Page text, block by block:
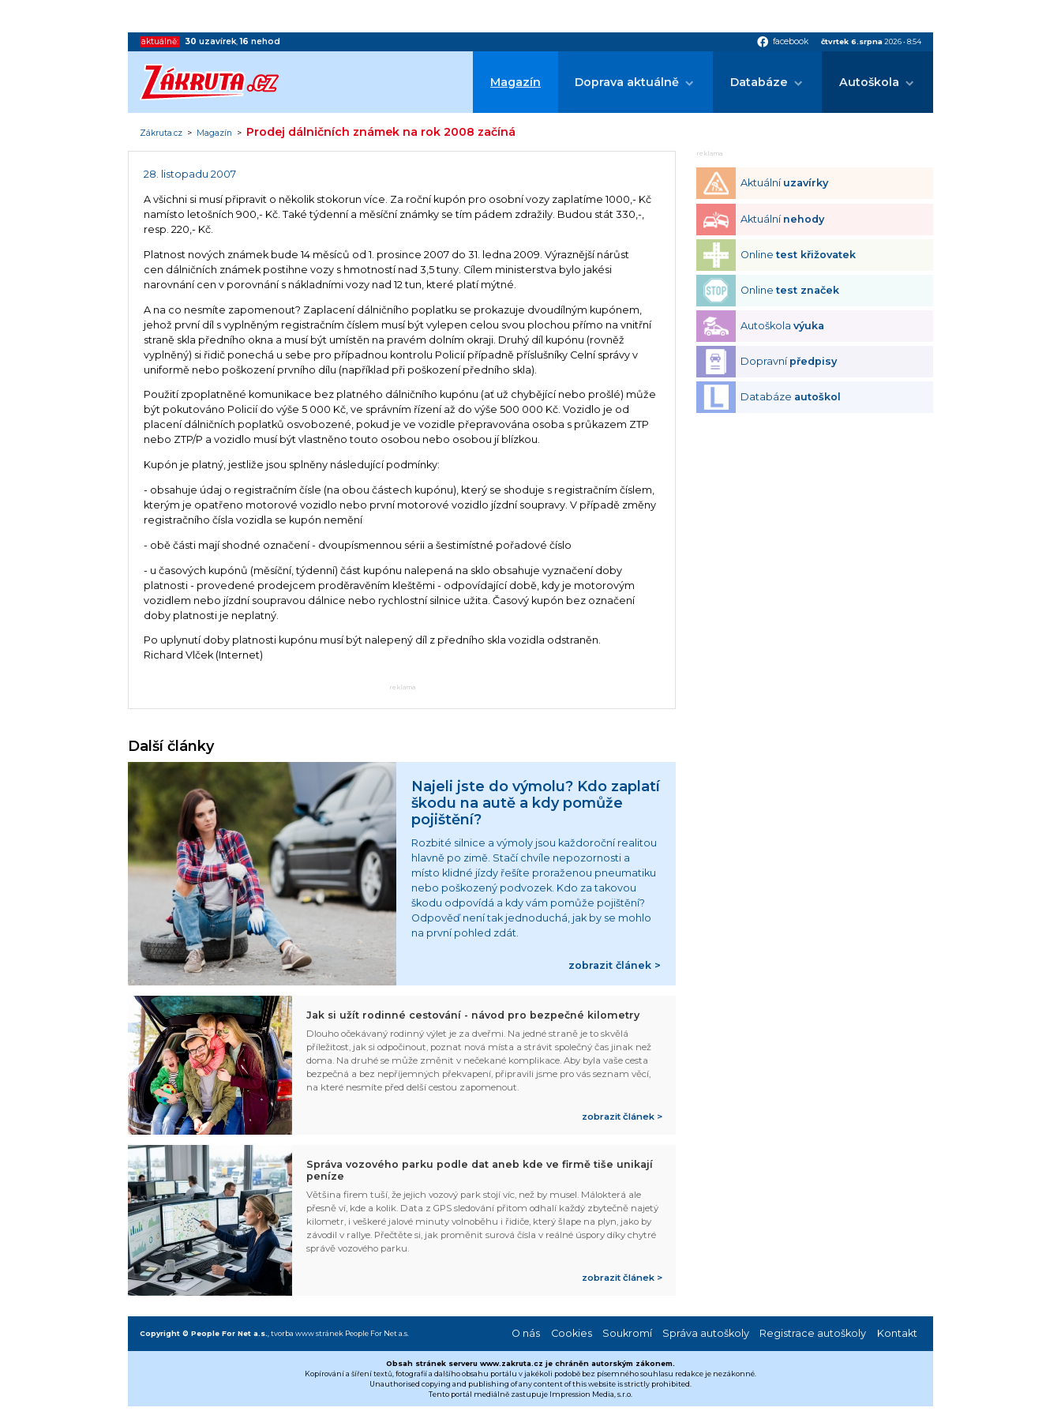
aktuálně: 30 uzavírek,16 nehod facebook facebook čtvrtek 6.srpna 2026• 8:54
Magazín Doprava aktuálně Databáze Autoškola
Zákruta.cz > Magazín > Prodej dálničních známek na rok 2008 začíná
28. listopadu 2007
A všichni si musí připravit o několik stokorun více. Za roční kupón pro osobní vozy zaplatíme 1000,- Kč
namísto letošních 900,- Kč. Také týdenní a měsíční známky se tím pádem zdražily. Budou stát 330,-,
resp. 220,- Kč.
Platnost nových známek bude 14 měsíců od 1. prosince 2007 do 31. ledna 2009. Výraznější nárůst
cen dálničních známek postihne vozy s hmotností nad 3,5 tuny. Cílem ministerstva bylo jakési
narovnání cen v porovnání s nákladními vozy nad 12 tun, které platí mýtné.
A na co nesmíte zapomenout? Zaplacení dálničního poplatku se prokazuje dvoudílným kupónem,
jehož první díl s vyplněným registračním číslem musí být vylepen celou svou plochou přímo na vnitřní
straně skla předního okna a musí být umístěn na pravém dolním okraji. Druhý díl kupónu (rovněž
vyplněný) si řidič ponechá u sebe pro případnou kontrolu Policií případně příslušníky Celní správy v
uniformě nebo poškození prvního dílu (například při poškození předního skla).
Použití zpoplatněné komunikace bez platného dálničního kupónu (ať už chybějící nebo prošlé) může
být pokutováno Policií do výše 5 000 Kč, ve správním řízení až do výše 500 000 Kč. Vozidlo je od
placení dálničních poplatků osvobozené, pokud je ve vozidle přepravována osoba s průkazem ZTP
nebo ZTP/P a vozidlo musí být vlastněno touto osobou nebo osobou jí blízkou.
Kupón je platný, jestliže jsou splněny následující podmínky:
- obsahuje údaj o registračním čísle (na obou částech kupónu), který se shoduje s registračním číslem,
kterým je opatřeno motorové vozidlo nebo první motorové vozidlo jízdní soupravy. V případě změny
registračního čísla vozidla se kupón nemění
- obě části mají shodné označení - dvoupísmennou sérii a šestimístné pořadové číslo
- u časových kupónů (měsíční, týdenní) část kupónu nalepená na sklo obsahuje vyznačení doby
platnosti - provedené prodejcem proděravěním kleštěmi - odpovídající době, kdy je motorovým
vozidlem nebo jízdní soupravou dálnice nebo rychlostní silnice užita. Časový kupón bez označení
doby platnosti je neplatný.
Po uplynutí doby platnosti kupónu musí být nalepený díl z předního skla vozidla odstraněn.
Richard Vlček (Internet)
reklama
Další články
Najeli jste do výmolu? Kdo zaplatí
škodu na autě a kdy pomůže
pojištění?
Rozbité silnice a výmoly jsou každoroční realitou
hlavně po zimě. Stačí chvíle nepozornosti a
místo klidné jízdy řešíte proraženou pneumatiku
nebo poškozený podvozek. Kdo za takovou
škodu odpovídá a kdy vám pomůže pojištění?
Odpověď není tak jednoduchá, jak by se mohlo
na první pohled zdát.
zobrazit článek >
Jak si užít rodinné cestování - návod pro bezpečné kilometry
Dlouho očekávaný rodinný výlet je za dveřmi. Na jedné straně je to skvělá
příležitost, jak si odpočinout, poznat nová místa a strávit společný čas jinak než
doma. Na druhé se může změnit v nečekané komplikace. Aby byla vaše cesta
bezpečná a bez nepříjemných překvapení, připravili jsme pro vás seznam věcí,
na které nesmíte před delší cestou zapomenout.
zobrazit článek >
Správa vozového parku podle dat aneb kde ve firmě tiše unikají
peníze
Většina firem tuší, že jejich vozový park stojí víc, než by musel. Málokterá ale
přesně ví, kde a kolik. Data z GPS sledování přitom odhalí každý zbytečně najetý
kilometr, i veškeré jalové minuty volnoběhu i řidiče, který šlape na plyn, jako by
závodil v rallye. Přečtěte si, jak proměnit surová čísla v reálné úspory díky chytré
správě vozového parku.
zobrazit článek >
reklama
Aktuální uzavírky
Aktuální nehody
Onlinetest křižovatek
Onlinetest značek
Autoškolavýuka
Dopravní předpisy
Databáze autoškol
Copyright © People For Net a.s., tvorba www stránek People For Net a.s. O nás Cookies Soukromí Správa autoškoly Registrace autoškoly Kontakt
Obsah stránek serveru www.zakruta.cz je chráněn autorským zákonem.
Kopírování a šíření textů, fotografií a dalšího obsahu portálu v jakékoli podobě bez písemného souhlasu redakce je nezákonné.
Unauthorised copying and publishing of any content of this website is strictly prohibited.
Tento portál mediálně zastupuje Impression Media, s.r.o.